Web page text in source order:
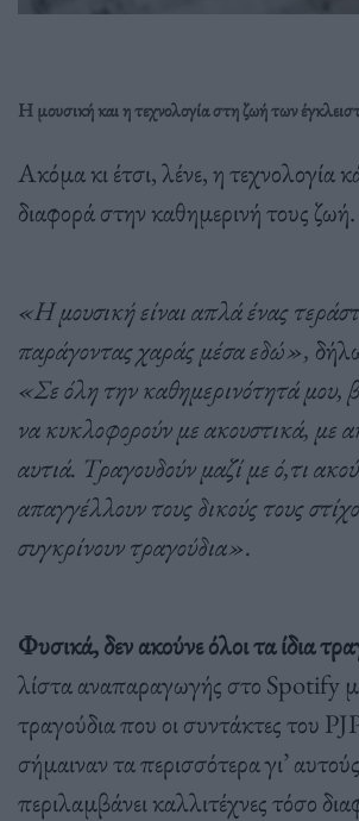
Η μουσική και η τεχνολογία στη ζωή των
Ακόμα κι έτσι, λένε, η τεχνολογία
διαφορά στην καθημερινή τους ζωή.
«Η μουσική είναι απλά ένας
παράγοντας χαράς μέσα εδώ»,
«Σε όλη την καθημερινότητά μου,
να κυκλοφορούν με ακουστικά, με
αυτιά. Τραγουδούν μαζί με ό,τι
απαγγέλλουν τους δικούς τους
συγκρίνουν τραγούδια».
Φυσικά, δεν ακούνε όλοι τα ίδια
λίστα αναπαραγωγής στο Spotify
τραγούδια που οι συντάκτες του
σήμαιναν τα περισσότερα γι’
περιλαμβάνει καλλιτέχνες τόσο